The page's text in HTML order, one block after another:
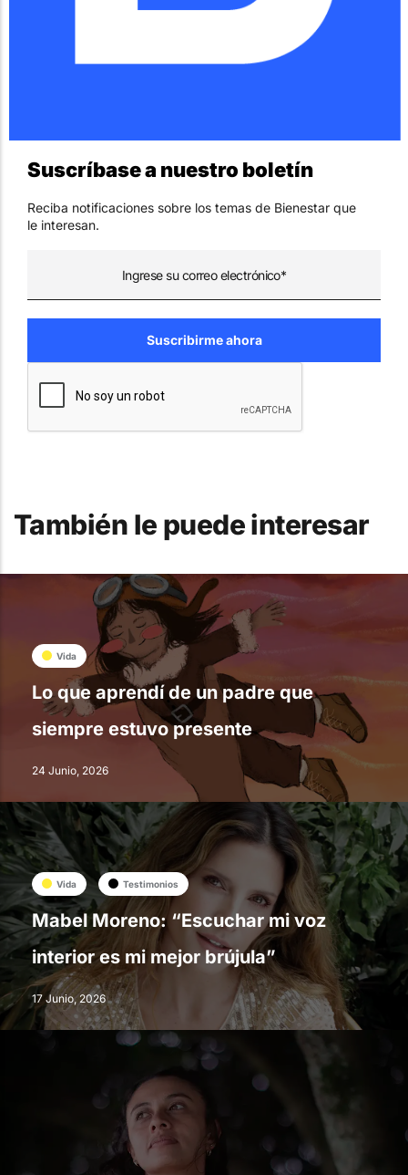
Suscríbase a nuestro boletín
Reciba notificaciones sobre los temas de Bienestar que
le interesan.
También le puede interesar
Vida
Lo que aprendí de un padre que
siempre estuvo presente
24 Junio, 2026
Vida Testimonios
Mabel Moreno: “Escuchar mi voz
interior es mi mejor brújula”
17 Junio, 2026